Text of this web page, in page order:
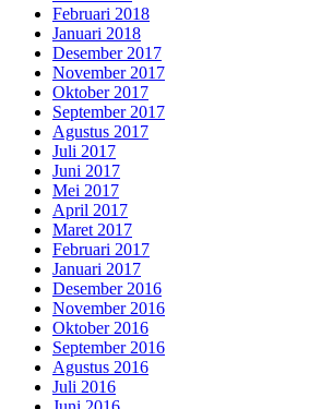
Februari 2018
Januari 2018
Desember 2017
November 2017
Oktober 2017
September 2017
Agustus 2017
Juli 2017
Juni 2017
Mei 2017
April 2017
Maret 2017
Februari 2017
Januari 2017
Desember 2016
November 2016
Oktober 2016
September 2016
Agustus 2016
Juli 2016